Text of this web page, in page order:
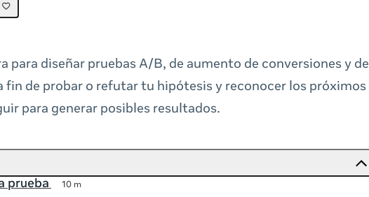
para diseñar pruebas A/B, de aumento de conversiones y de
fin de probar o refutar tu hipótesis y reconocer los próximos
para generar posibles resultados.
prueba 10 m